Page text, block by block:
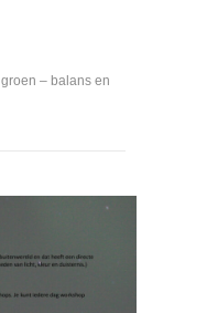
– balans en